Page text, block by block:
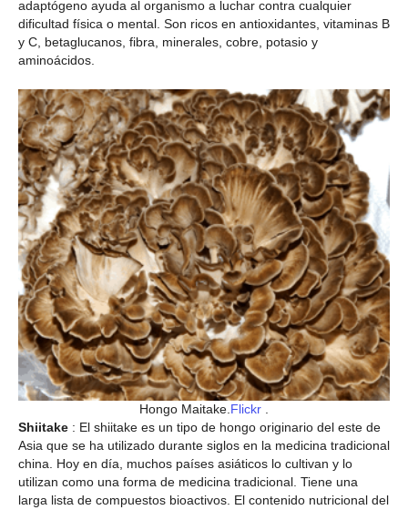
adaptógeno ayuda al organismo a luchar contra cualquier
dificultad física o mental. Son ricos en antioxidantes, vitaminas B
y C, betaglucanos, fibra, minerales, cobre, potasio y
aminoácidos.
Hongo Maitake.Flickr .
Shiitake : El shiitake es un tipo de hongo originario del este de
Asia que se ha utilizado durante siglos en la medicina tradicional
china. Hoy en día, muchos países asiáticos lo cultivan y lo
utilizan como una forma de medicina tradicional. Tiene una
larga lista de compuestos bioactivos. El contenido nutricional del